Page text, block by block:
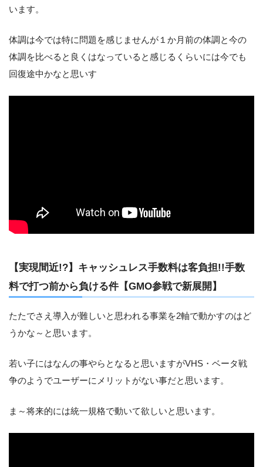
います。
体調は今では特に問題を感じませんが１か月前の体調と今の
体調を比べると良くはなっていると感じるくらいには今でも
回復途中かなと思いす
【実現間近!?】キャッシュレス手数料は客負担!!手数
料で打つ前から負ける件【GMO参戦で新展開】
たたでさえ導入が難しいと思われる事業を2軸で動かすのはど
うかな～と思います。
若い子にはなんの事やらとなると思いますがVHS・ベータ戦
争のようでユーザーにメリットがない事だと思います。
ま～将来的には統一規格で動いて欲しいと思います。